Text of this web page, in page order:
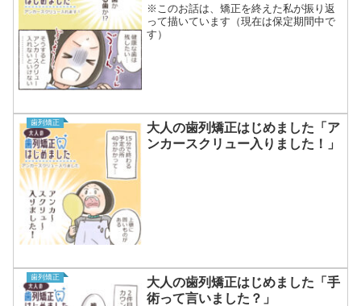
※このお話は、矯正を終えた私が振り返
って描いています（現在は保定期間中で
す）
歯列矯正
大人の歯列矯正はじめました「ア
ンカースクリュー入りました！」
歯列矯正
大人の歯列矯正はじめました「手
術って言いました？」